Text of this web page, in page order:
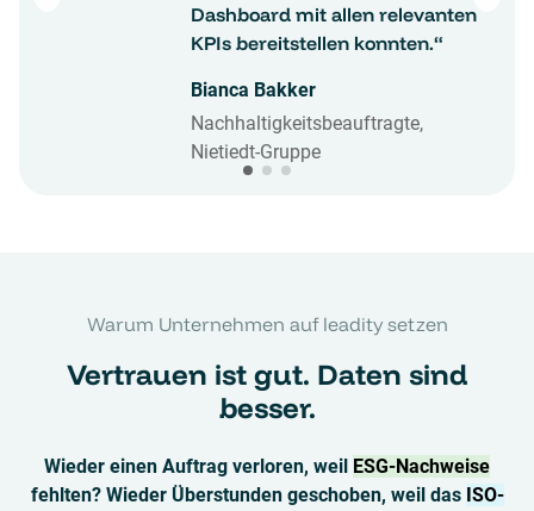
Dashboard mit allen relevanten
KPIs bereitstellen konnten.“
Bianca Bakker
Nachhaltigkeitsbeauftragte,
Nietiedt-Gruppe
Warum Unternehmen auf leadity setzen
Vertrauen ist gut. Daten sind
besser.
Wieder einen Auftrag verloren, weil ESG-Nachweise
fehlten? Wieder Überstunden geschoben, weil das ISO-